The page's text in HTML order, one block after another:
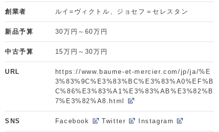
創業者 ルイ=ヴィクトル、ジョセフ＝セレスタン
新品予算 30万円～60万円
中古予算 15万円～30万円
URL
https://www.baume-et-mercier.com/jp/ja/%E
3%83%9C%E3%83%BC%E3%83%A0%EF%B
C%86%E3%83%A1%E3%83%AB%E3%82%B
7%E3%82%A8.html
SNS Facebook Twitter Instagram